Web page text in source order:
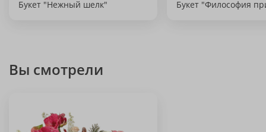
Букет "Нежный шелк" Букет "Философия
Вы смотрели